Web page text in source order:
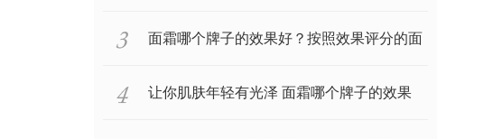
面霜哪个牌子的效果好？按照效果评分的面
霜排行榜推荐
让你肌肤年轻有光泽 面霜哪个牌子的效果